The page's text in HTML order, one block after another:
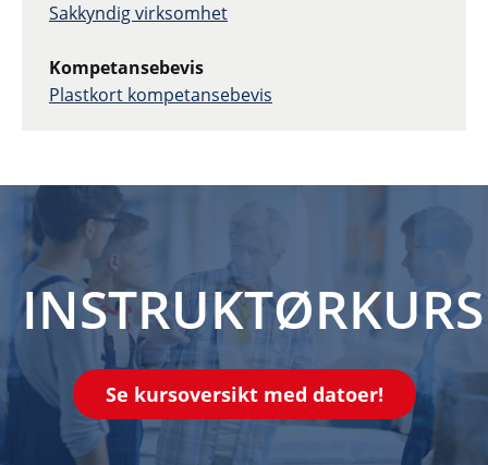
Sakkyndig virksomhet
Kompetansebevis
Plastkort kompetansebevis
INSTRUKTØRKURS
Se kursoversikt med datoer!